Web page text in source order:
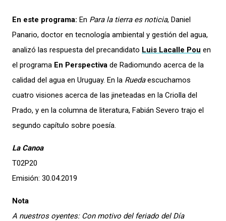
En este programa: En Para la tierra es noticia, Daniel
Panario, doctor en tecnología ambiental y gestión del agua,
analizó las respuesta del precandidato Luis Lacalle Pou en
el programa En Perspectiva de Radiomundo acerca de la
calidad del agua en Uruguay. En la Ruedaescuchamos
cuatro visiones acerca de las jineteadas en la Criolla del
Prado, y en la columna de literatura, Fabián Severo trajo el
segundo capítulo sobre poesía.
La Canoa
T02P20
Emisión: 30.04.2019
Nota
A nuestros oyentes: Con motivo del feriado del Día